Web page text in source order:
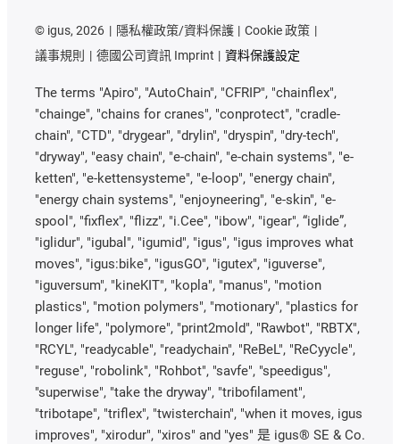
© igus, 2026 隱私權政策/資料保護
Cookie 政策
議事規則
德國公司資訊 Imprint 資料保護設定
The terms "Apiro", "AutoChain", "CFRIP", "chainflex",
"chainge", "chains for cranes", "conprotect", "cradle-
chain", "CTD", "drygear", "drylin", "dryspin", "dry-tech",
"dryway", "easy chain", "e-chain", "e-chain systems", "e-
ketten", "e-kettensysteme", "e-loop", "energy chain",
"energy chain systems", "enjoyneering", "e-skin", "e-
spool", "fixflex", "flizz", "i.Cee", "ibow", "igear", “iglide”,
"iglidur", "igubal", "igumid", "igus", "igus improves what
moves", "igus:bike", "igusGO", "igutex", "iguverse",
"iguversum", "kineKIT", "kopla", "manus", "motion
plastics", "motion polymers", "motionary", "plastics for
longer life", "polymore", "print2mold", "Rawbot", "RBTX",
"RCYL", "readycable", "readychain", "ReBeL", "ReCyycle",
"reguse", "robolink", "Rohbot", "savfe", "speedigus",
"superwise", "take the dryway", "tribofilament",
"tribotape", "triflex", "twisterchain", "when it moves, igus
improves", "xirodur", "xiros" and "yes" 是 igus® SE & Co.